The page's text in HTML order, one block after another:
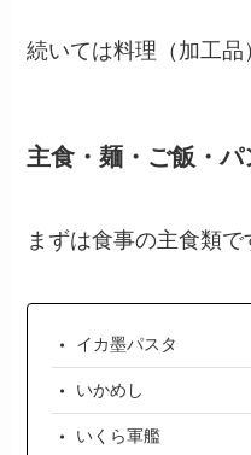
続いては料理（加工品
主食・麺・ご飯・パ
まずは食事の主食類で
イカ墨パスタ
いかめし
いくら軍艦